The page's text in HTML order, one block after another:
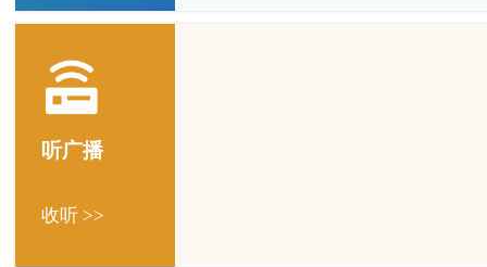
听广播
收听 >>